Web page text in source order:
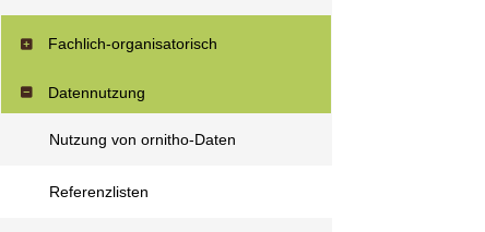
Fachlich-organisatorisch
Datennutzung
Nutzung von ornitho-Daten
Referenzlisten